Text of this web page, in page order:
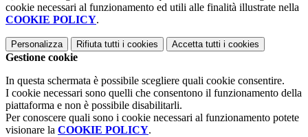
cookie necessari al funzionamento ed utili alle finalità illustrate nella
COOKIE POLICY.
Personalizza Rifiuta tutti i cookies Accetta tutti i cookies
Gestione cookie
In questa schermata è possibile scegliere quali cookie consentire.
I cookie necessari sono quelli che consentono il funzionamento della
piattaforma e non è possibile disabilitarli.
Per conoscere quali sono i cookie necessari al funzionamento potete
visionare la COOKIE POLICY.